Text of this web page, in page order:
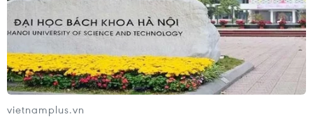
nhấn mạnh Mỹ muốn hủy hoại quan hệ giữa hai nước,
vốn đang trong thời điểm căng thẳng nhất từ trước tới
nay.
vietnamplus.vn